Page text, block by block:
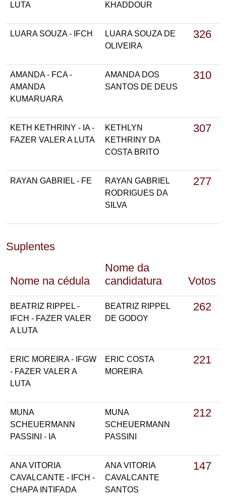
LUTA
KHADDOUR
LUARA SOUZA - IFCH
LUARA SOUZA DE
OLIVEIRA
326
AMANDA - FCA -
AMANDA
KUMARUARA
AMANDA DOS
SANTOS DE DEUS
310
KETH KETHRINY - IA -
FAZER VALER A LUTA
KETHLYN
KETHRINY DA
COSTA BRITO
307
RAYAN GABRIEL - FE
RAYAN GABRIEL
RODRIGUES DA
SILVA
277
Suplentes
Nome na cédula
Nome da
candidatura
Votos
BEATRIZ RIPPEL -
IFCH - FAZER VALER
A LUTA
BEATRIZ RIPPEL
DE GODOY
262
ERIC MOREIRA - IFGW
- FAZER VALER A
LUTA
ERIC COSTA
MOREIRA
221
MUNA
SCHEUERMANN
PASSINI - IA
MUNA
SCHEUERMANN
PASSINI
212
ANA VITORIA
CAVALCANTE - IFCH -
CHAPA INTIFADA
ANA VITORIA
CAVALCANTE
SANTOS
147